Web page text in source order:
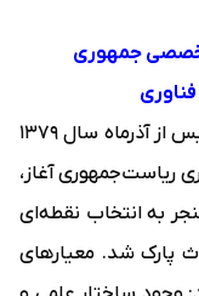
تخصصی جمهوری
مطالعات مکان‌یابی ایجاد پارک فناوری پردیس از آذرماه سال ۱۳۷۹
ریاست‌جمهوری آغاز،
نهایت در اردیبهشت‌ماه سال ۱۳۸۰ منجر به انتخاب نقطه‌ای
پارک شد. معیارهای